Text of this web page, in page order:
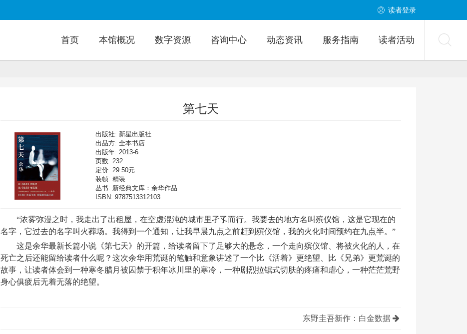
读者登录
首页 本馆概况 数字资源 咨询中心 动态资讯 服务指南 读者活动
第七天
出版社: 新星出版社
出品方: 全本书店
出版年: 2013-6
页数: 232
定价: 29.50元
装帧: 精装
丛书: 新经典文库：余华作品
ISBN: 9787513312103
“浓雾弥漫之时，我走出了出租屋，在空虚混沌的城市里孑孓而行。我要去的地方名叫殡仪馆，这是它现在的
名字，它过去的名字叫火葬场。我得到一个通知，让我早晨九点之前赶到殡仪馆，我的火化时间预约在九点半。”
这是余华最新长篇小说《第七天》的开篇，给读者留下了足够大的悬念，一个走向殡仪馆、将被火化的人，在
死亡之后还能留给读者什么呢？这次余华用荒诞的笔触和意象讲述了一个比《活着》更绝望、比《兄弟》更荒诞的
故事，让读者体会到一种寒冬腊月被囚禁于积年冰川里的寒冷，一种剧烈拉锯式切肤的疼痛和虐心，一种茫茫荒野
身心俱疲后无着无落的绝望。
东野圭吾新作：白金数据